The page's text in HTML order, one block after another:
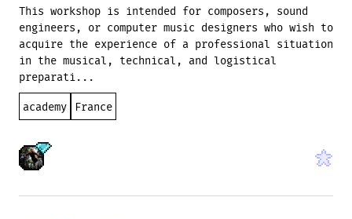
This workshop is intended for composers, sound
engineers, or computer music designers who wish to
acquire the experience of a professional situation
in the musical, technical, and logistical
preparati...
academy France